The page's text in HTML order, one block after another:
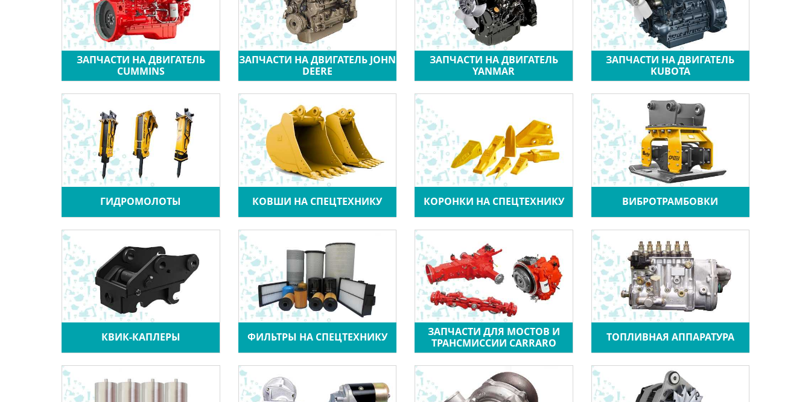
ЗАПЧАСТИ НА ДВИГАТЕЛЬ
CUMMINS
ЗАПЧАСТИ НА ДВИГАТЕЛЬ JOHN
DEERE
ЗАПЧАСТИ НА ДВИГАТЕЛЬ
YANMAR
ЗАПЧАСТИ НА ДВИГАТЕЛЬ
KUBOTA
ГИДРОМОЛОТЫ КОВШИ НА СПЕЦТЕХНИКУ КОРОНКИ НА СПЕЦТЕХНИКУ ВИБРОТРАМБОВКИ
КВИК-КАПЛЕРЫ ФИЛЬТРЫ НА СПЕЦТЕХНИКУ
ЗАПЧАСТИ ДЛЯ МОСТОВ И
ТРАНСМИССИИ CARRARO
ТОПЛИВНАЯ АППАРАТУРА